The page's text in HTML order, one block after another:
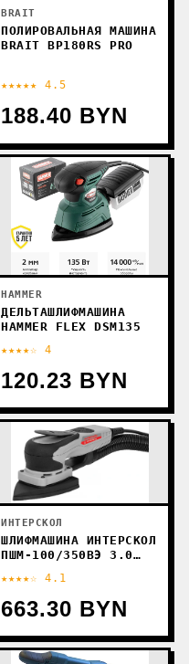
BRAIT
ПОЛИРОВАЛЬНАЯ МАШИНА
BRAIT BP180RS PRO
★★★★★ 4.5
188.40 BYN
HAMMER
ДЕЛЬТАШЛИФМАШИНА
HAMMER FLEX DSM135
★★★★☆ 4
120.23 BYN
ИНТЕРСКОЛ
ШЛИФМАШИНА ИНТЕРСКОЛ
ПШМ-100/350ВЭ 3.0
★★★★☆ 4.1
663.30 BYN